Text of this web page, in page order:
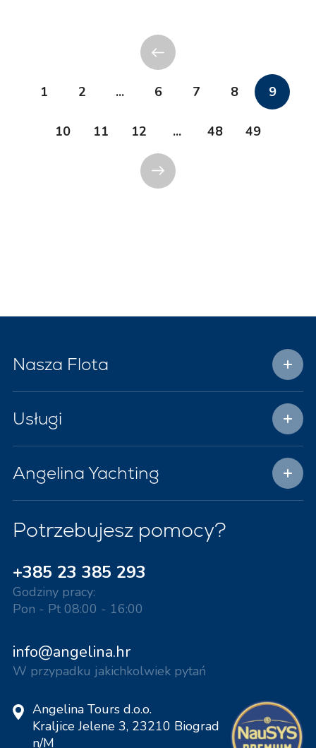
1 2 ... 6 7 8 9
10 11 12 ... 48 49
Nasza Flota
Usługi
Angelina Yachting
Potrzebujesz pomocy?
+385 23 385 293
Godziny pracy:
Pon - Pt 08:00 - 16:00
info@angelina.hr
W przypadku jakichkolwiek pytań
Angelina Tours d.o.o.
Kraljice Jelene 3, 23210 Biograd
n/M